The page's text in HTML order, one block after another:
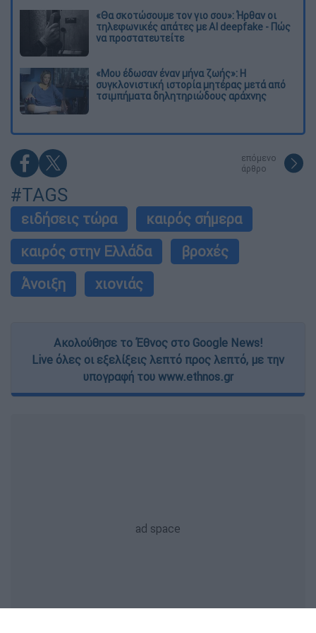
«Θα σκοτώσουμε τον γιο σου»: Ήρθαν οι
τηλεφωνικές απάτες με AI deepfake - Πώς
να προστατευτείτε
«Μου έδωσαν έναν μήνα ζωής»: Η
συγκλονιστική ιστορία μητέρας μετά από
τσιμπήματα δηλητηριώδους αράχνης
επόμενο
άρθρο
#TAGS
ειδήσεις τώρα
καιρός σήμερα
καιρός στην Ελλάδα
βροχές
Άνοιξη
χιονιάς
Ακολούθησε το Έθνος στο Google News!
Live όλες οι εξελίξεις λεπτό προς λεπτό, με την
υπογραφή του www.ethnos.gr